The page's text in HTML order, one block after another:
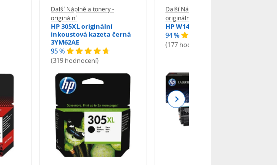
Další Náplně a tonery -
originální
HP 305XL originální
inkoustová kazeta černá
3YM62AE
95 %
(319 hodnocení)
Další Náplně a tonery -
originální
HP W1420A - originální
94 %
(177 hodnocení)
Next